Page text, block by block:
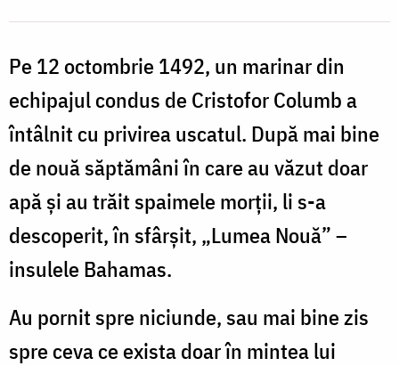
Pe 12 octombrie 1492, un marinar din
echipajul condus de Cristofor Columb a
întâlnit cu privirea uscatul. După mai bine
de nouă săptămâni în care au văzut doar
apă și au trăit spaimele morții, li s-a
descoperit, în sfârșit, „Lumea Nouă” –
insulele Bahamas.
Au pornit spre niciunde, sau mai bine zis
spre ceva ce exista doar în mintea lui